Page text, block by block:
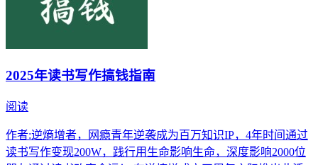
2025年读书写作搞钱指南
阅读
作者:逆熵增者，网瘾青年逆袭成为百万知识IP，4年时间通过
读书写作变现200W，践行用生命影响生命，深度影响2000位